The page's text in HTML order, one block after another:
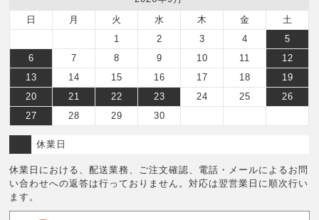
日
月 火 水 木 金
土
1
2 3 4
5
6
7 8 9 10 11
12
13
14 15 16 17 18
19
20
21 22 23 24 25
26
27
28 29 30
休業日
休業日における、配送業務、ご注文確認、電話・メールによるお問
い合わせへの返答は行っておりません。対応は翌営業日に順次行い
ます。